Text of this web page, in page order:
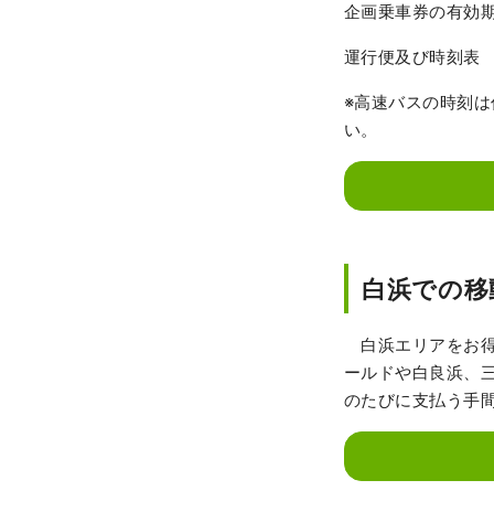
企画乗車券の有効
運行便及び時刻
※高速バスの時刻
い。
白浜での
白浜エリアをお
ールドや白良浜、
のたびに支払う手